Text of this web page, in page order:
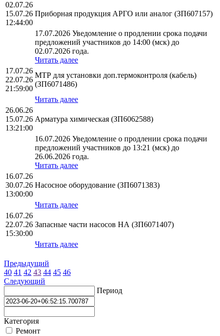
02.07.26
15.07.26
12:44:00
Приборная продукция АРГО или аналог (ЗП607157)
17.07.2026 Уведомление о продлении срока подачи
предложений участников до 14:00 (мск) до
02.07.2026 года.
Читать далее
17.07.26
22.07.26
21:59:00
МТР для установки доп.термоконтроля (кабель)
(ЗП6071486)
Читать далее
26.06.26
15.07.26
13:21:00
Арматура химическая (ЗП6062588)
16.07.2026 Уведомление о продлении срока подачи
предложений участников до 13:21 (мск) до
26.06.2026 года.
Читать далее
16.07.26
30.07.26
13:00:00
Насосное оборудование (ЗП6071383)
Читать далее
16.07.26
22.07.26
15:30:00
Запасные части насосов НА (ЗП6071407)
Читать далее
Предыдущий
40 41 42 43 44 45 46
Следующий
Период
Категория
Ремонт